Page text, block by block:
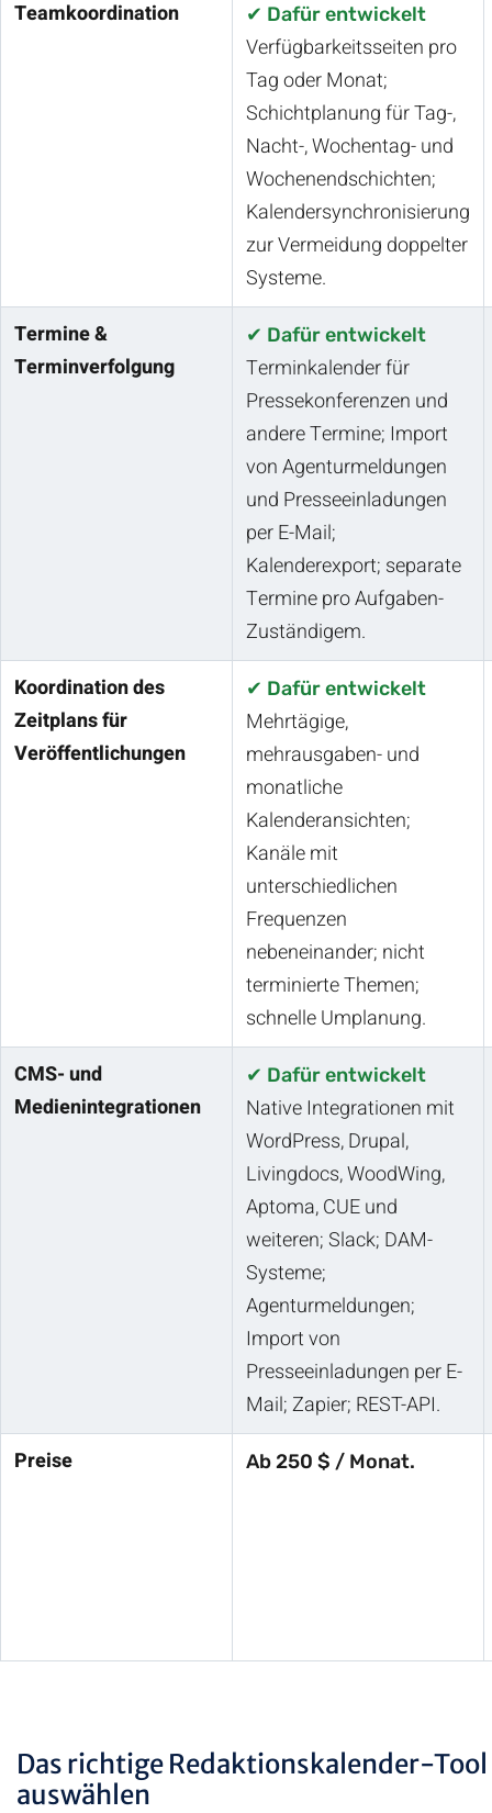
Teamkoordination
✔ Dafür entwickelt
Verfügbarkeitsseiten pro
Tag oder Monat;
Schichtplanung für Tag-,
Nacht-, Wochentag- und
Wochenendschichten;
Kalendersynchronisierung
zur Vermeidung doppelter
Systeme.
Termine &
Terminverfolgung
✔ Dafür entwickelt
Terminkalender für
Pressekonferenzen und
andere Termine; Import
von Agenturmeldungen
und Presseeinladungen
per E-Mail;
Kalenderexport; separate
Termine pro Aufgaben-
Zuständigem.
Koordination des
Zeitplans für
Veröffentlichungen
✔ Dafür entwickelt
Mehrtägige,
mehrausgaben- und
monatliche
Kalenderansichten;
Kanäle mit
unterschiedlichen
Frequenzen
nebeneinander; nicht
terminierte Themen;
schnelle Umplanung.
CMS- und
Medienintegrationen
✔ Dafür entwickelt
Native Integrationen mit
WordPress, Drupal,
Livingdocs, WoodWing,
Aptoma, CUE und
weiteren; Slack; DAM-
Systeme;
Agenturmeldungen;
Import von
Presseeinladungen per E-
Mail; Zapier; REST-API.
Preise
Ab 250 $ / Monat.
Das richtige Redaktionskalender-Tool
auswählen